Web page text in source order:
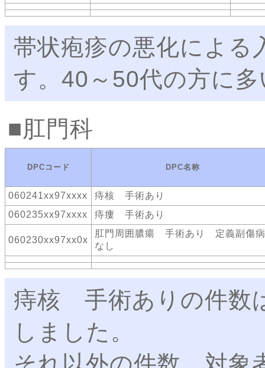
帯状疱疹の悪化による
す。40～50代の方に
肛門科
DPCコード DPC名称
060241xx97xxxx
痔核 手術あり
060235xx97xxxx
痔瘻 手術あり
060230xx97xx0x
肛門周囲膿瘍 手術あり 定義副傷病
なし
痔核 手術ありの件数
しました。